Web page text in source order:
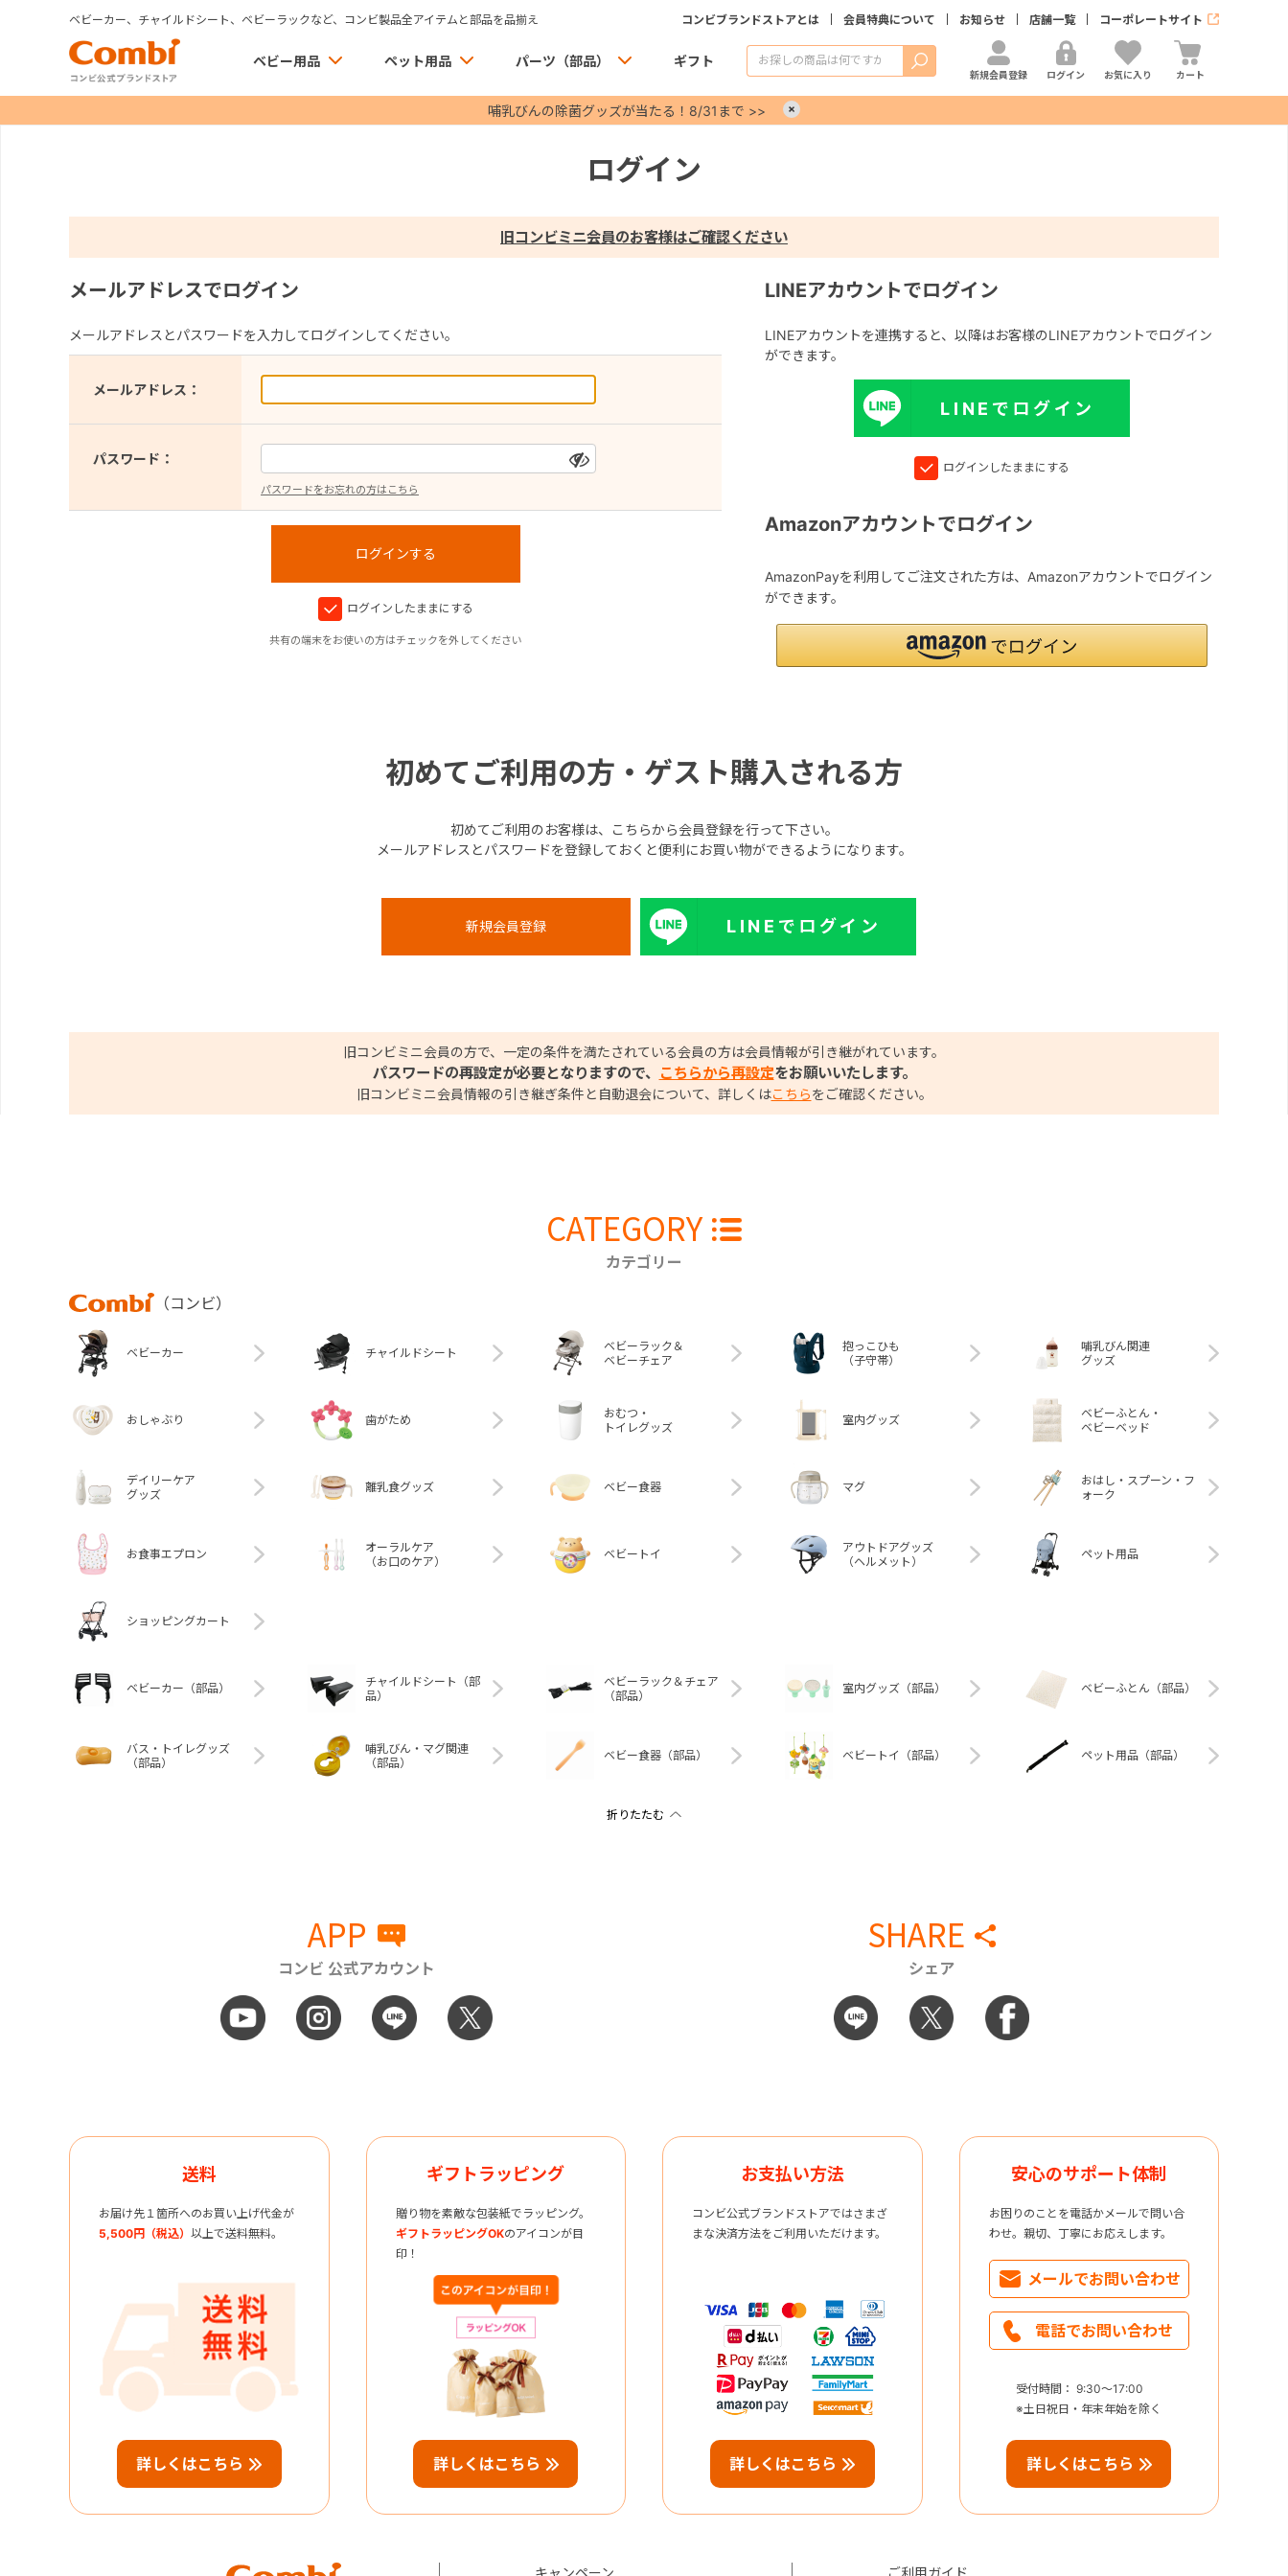
ベビーカー、チャイルドシート、ベビーラックなど、コンビ製品全アイテムと部品を品揃え コンビブランドストアとは 会員特典について お知らせ 店舗一覧 コーポレートサイト
ベビー用品 ペット用品 パーツ（部品） ギフト 検索
新規会員登録 ログイン お気に入り カート
哺乳びんの除菌グッズが当たる！8/31まで >>
ログイン
旧コンビミニ会員のお客様はご確認ください
メールアドレスでログイン
メールアドレスとパスワードを入力してログインしてください。
メールアドレス：
パスワード：
パスワードをお忘れの方はこちら
ログインしたままにする
共有の端末をお使いの方はチェックを外してください
LINEアカウントでログイン
LINEアカウントを連携すると、以降はお客様のLINEアカウントでログイン
ができます。
LINEでログイン
ログインしたままにする
Amazonアカウントでログイン
AmazonPayを利用してご注文された方は、Amazonアカウントでログイン
ができます。
初めてご利用の方・ゲスト購入される方
初めてご利用のお客様は、こちらから会員登録を行って下さい。
メールアドレスとパスワードを登録しておくと便利にお買い物ができるようになります。
LINEでログイン
旧コンビミニ会員の方で、一定の条件を満たされている会員の方は会員情報が引き継がれています。
パスワードの再設定が必要となりますので、 こちらから再設定をお願いいたします。
旧コンビミニ会員情報の引き継ぎ条件と自動退会について、詳しくはこちらをご確認ください。
CATEGORY
カテゴリー
Combi
（コンビ）
ベビーカー チャイルドシート
ベビーラック＆
ベビーチェア
抱っこひも
（子守帯）
哺乳びん関連
グッズ
おしゃぶり 歯がため
おむつ・
トイレグッズ
室内グッズ
ベビーふとん・
ベビーベッド
デイリーケア
グッズ
離乳食グッズ ベビー食器 マグ
おはし・スプーン・フ
ォーク
お食事エプロン
オーラルケア
（お口のケア）
ベビートイ
アウトドアグッズ
（ヘルメット）
ペット用品
ショッピングカート
ベビーカー（部品）
チャイルドシート（部
品）
ベビーラック＆チェア
（部品）
室内グッズ（部品） ベビーふとん（部品）
バス・トイレグッズ
（部品）
哺乳びん・マグ関連
（部品）
ベビー食器（部品） ベビートイ（部品） ペット用品（部品）
APP
コンビ 公式アカウント
SHARE
シェア
送料
お届け先１箇所へのお買い上げ代金が
5,500円（税込） 以上で送料無料。
詳しくはこちら
ギフトラッピング
贈り物を素敵な包装紙でラッピング。
ギフトラッピングOKのアイコンが目
印！
詳しくはこちら
お支払い方法
コンビ公式ブランドストアではさまざ
まな決済方法をご利用いただけます。
詳しくはこちら
安心のサポート体制
お困りのことを電話かメールで問い合
わせ。親切、丁寧にお応えします。
メールでお問い合わせ
電話でお問い合わせ
受付時間： 9:30～17:00
※土日祝日・年末年始を除く
詳しくはこちら
Combi キャンペーン ご利用ガイド